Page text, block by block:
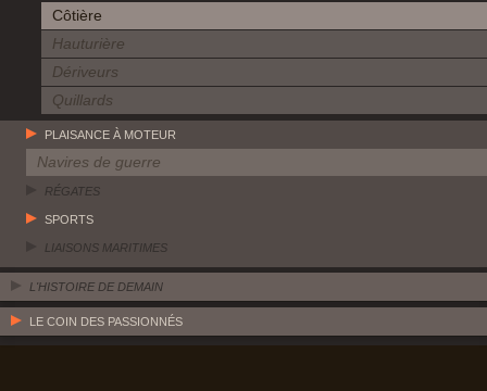
Côtière
Hauturière
Dériveurs
Quillards
PLAISANCE À MOTEUR
Navires de guerre
RÉGATES
SPORTS
LIAISONS MARITIMES
L'HISTOIRE DE DEMAIN
LE COIN DES PASSIONNÉS